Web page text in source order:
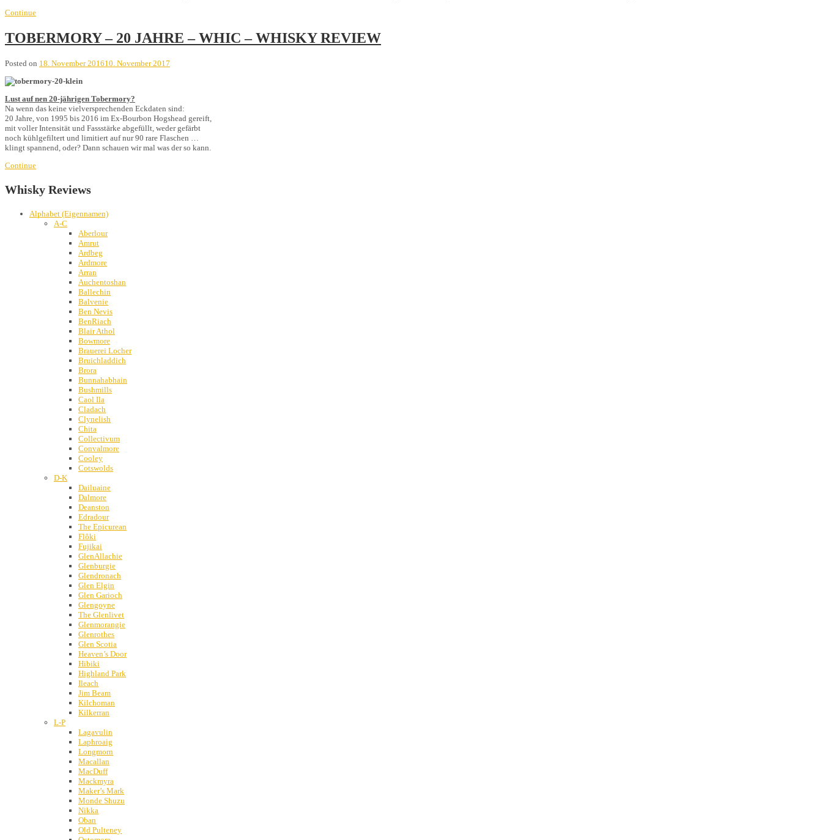
Continue
TOBERMORY – 20 JAHRE – WHIC – WHISKY REVIEW
Posted on 18. November 201610. November 2017
Lust auf nen 20-jährigen Tobermory?
Na wenn das keine vielversprechenden Eckdaten sind:
20 Jahre, von 1995 bis 2016 im Ex-Bourbon Hogshead gereift,
mit voller Intensität und Fassstärke abgefüllt, weder gefärbt
noch kühlgefiltert und limitiert auf nur 90 rare Flaschen …
klingt spannend, oder? Dann schauen wir mal was der so kann.
Continue
Whisky Reviews
Alphabet (Eigennamen)
A-C
Aberlour
Amrut
Ardbeg
Ardmore
Arran
Auchentoshan
Ballechin
Balvenie
Ben Nevis
BenRiach
Blair Athol
Bowmore
Brauerei Locher
Bruichladdich
Brora
Bunnahabhain
Bushmills
Caol Ila
Cladach
Clynelish
Chita
Collectivum
Convalmore
Cooley
Cotswolds
D-K
Dailuaine
Dalmore
Deanston
Edradour
The Epicurean
Flôki
Fujikai
GlenAllachie
Glenburgie
Glendronach
Glen Elgin
Glen Garioch
Glengoyne
The Glenlivet
Glenmorangie
Glenrothes
Glen Scotia
Heaven’s Door
Hibiki
Highland Park
Ileach
Jim Beam
Kilchoman
Kilkerran
L-P
Lagavulin
Laphroaig
Longmorn
Macallan
MacDuff
Mackmyra
Maker’s Mark
Monde Shuzu
Nikka
Oban
Old Pulteney